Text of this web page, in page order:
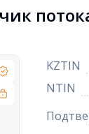
KZTIN
NTIN